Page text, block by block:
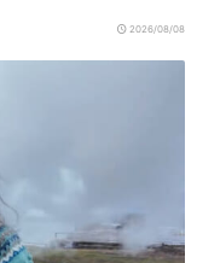
2026/08/08